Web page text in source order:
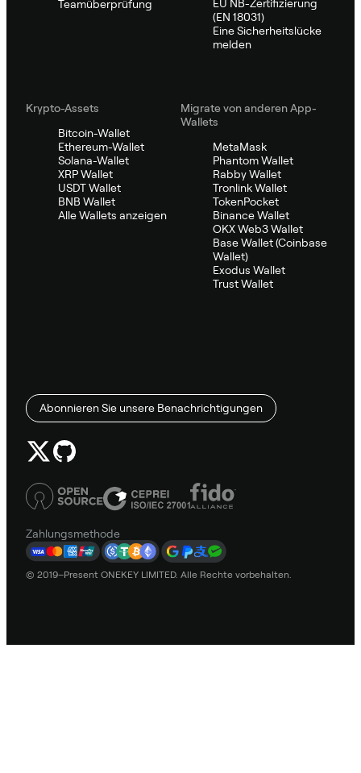
Teamüberprüfung
EU NB-Zertifizierung
(EN 18031)
Eine Sicherheitslücke
melden
Krypto-Assets
Bitcoin-Wallet
Ethereum-Wallet
Solana-Wallet
XRP Wallet
USDT Wallet
BNB Wallet
Alle Wallets anzeigen
Migrate von anderen App-
Wallets
MetaMask
Phantom Wallet
Rabby Wallet
Tronlink Wallet
TokenPocket
Binance Wallet
OKX Web3 Wallet
Base Wallet (Coinbase
Wallet)
Exodus Wallet
Trust Wallet
Abonnieren Sie unsere Benachrichtigungen
Zahlungsmethode
© 2019–Present ONEKEY LIMITED. Alle Rechte vorbehalten.